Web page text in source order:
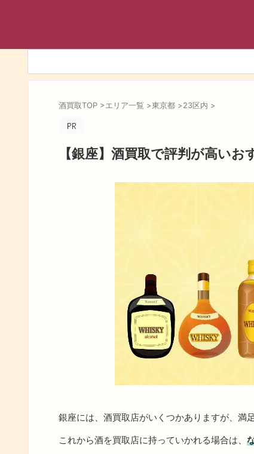
酒買取TOP >エリア一覧 >東京都 >23区内 >
【銀座】酒買取で評判が高いお
銀座には、酒買取店がいくつかありますが、満
これから酒を買取店に持っていかれる場合は、